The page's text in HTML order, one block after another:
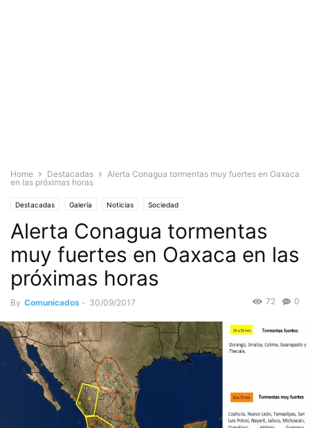
Home Destacadas
Alerta Conagua tormentas muy fuertes en Oaxaca
en las próximas horas
Destacadas Galería Noticias Sociedad
Alerta Conagua tormentas
muy fuertes en Oaxaca en las
próximas horas
By Comunicados - 30/09/2017 0
72